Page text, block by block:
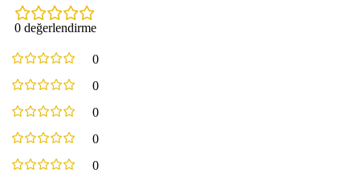
0 değerlendirme
0
0
0
0
0